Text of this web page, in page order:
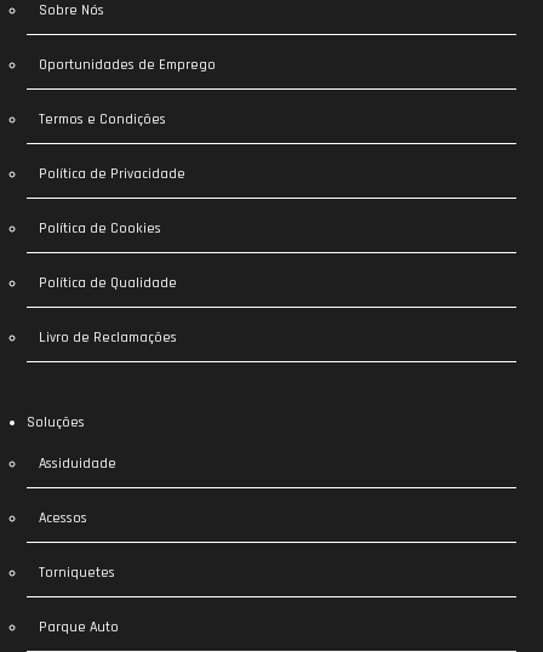
Sobre Nós
Oportunidades de Emprego
Termos e Condições
Política de Privacidade
Política de Cookies
Política de Qualidade
Livro de Reclamações
Soluções
Assiduidade
Acessos
Torniquetes
Parque Auto